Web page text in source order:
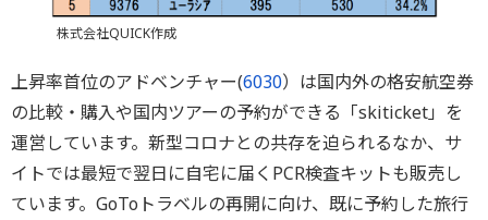
株式会社QUICK作成
上昇率首位のアドベンチャー(6030）は国内外の格安航空券
の比較・購入や国内ツアーの予約ができる「skiticket」を
運営しています。新型コロナとの共存を迫られるなか、サ
イトでは最短で翌日に自宅に届くPCR検査キットも販売し
ています。GoToトラベルの再開に向け、既に予約した旅行